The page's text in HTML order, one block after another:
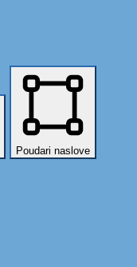
Poudari naslove